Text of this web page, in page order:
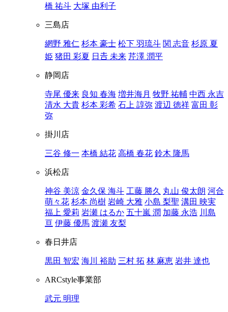
橋 祐斗 大塚 由利子
三島店
網野 雅仁 杉本 豪士 松下 羽琉斗 関 志音 杉原 夏
姫 猪田 彩夏 日𠮷 未来 芹澤 潤平
静岡店
寺尾 優来 良知 春海 増井海月 牧野 祐輔 中西 永吉
清水 大貴 杉本 彩希 石上 諄弥 渡辺 徳祥 富田 彰
弥
掛川店
三谷 修一 本橋 結花 高橋 春花 鈴木 隆馬
浜松店
神谷 美涼 金久保 海斗 工藤 勝久 丸山 俊太朗 河合
萌々花 杉本 尚樹 岩崎 大雅 小島 梨聖 溝田 映実
福上 愛莉 岩瀬 はるか 五十嵐 潤 加藤 永浩 川島
亘 伊藤 優馬 渡瀬 友梨
春日井店
黒田 智宏 海川 裕助 三村 拓 林 麻恵 岩井 達也
ARCstyle事業部
武元 明理